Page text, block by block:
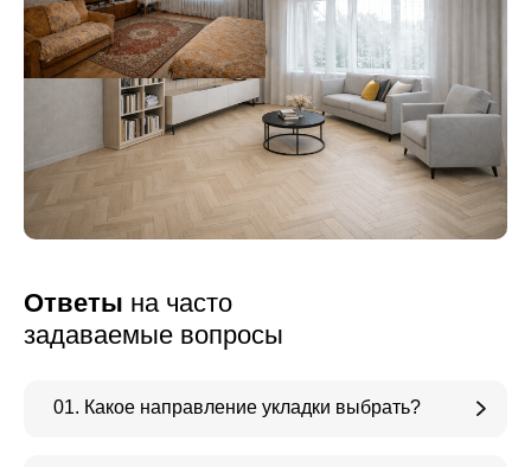
Ответы на часто
задаваемые вопросы
01. Какое направление укладки выбрать?